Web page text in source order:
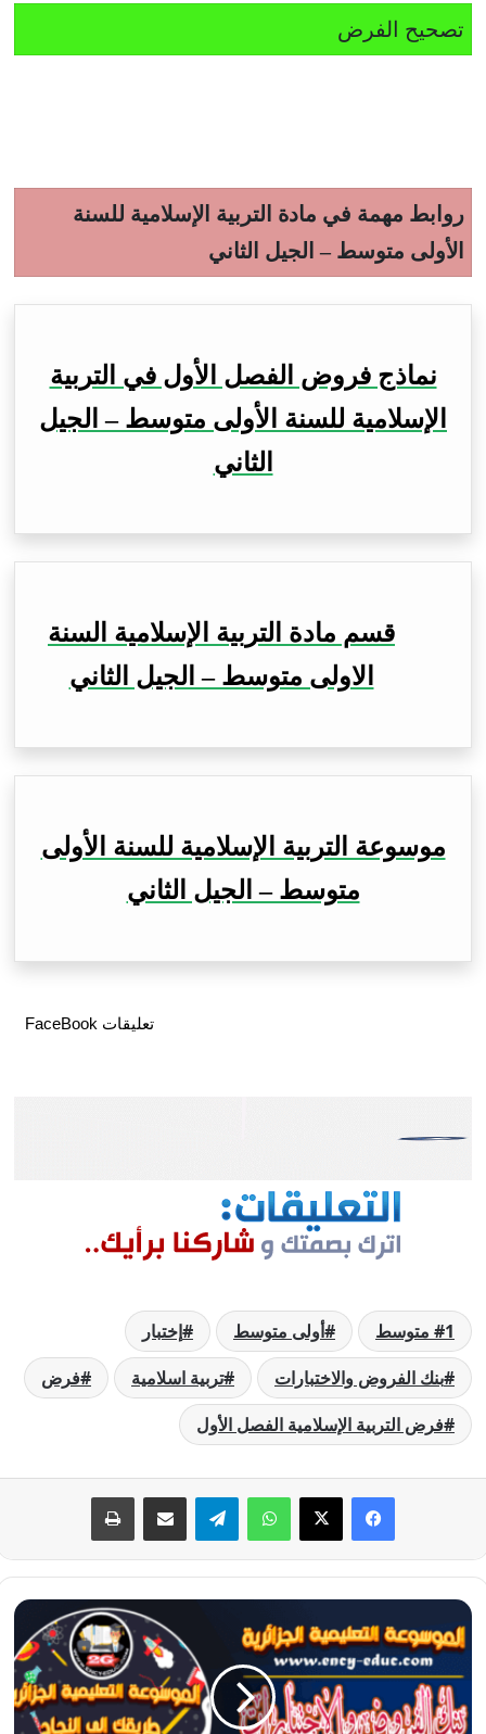
تصحيح الفرض
روابط مهمة في مادة التربية الإسلامية للسنة
الأولى متوسط – الجيل الثاني
نماذج فروض الفصل الأول في التربية
الإسلامية للسنة الأولى متوسط – الجيل
الثاني
قسم مادة التربية الإسلامية السنة
الاولى متوسط – الجيل الثاني
موسوعة التربية الإسلامية للسنة الأولى
متوسط – الجيل الثاني
تعليقات FaceBook
1 متوسط أولى متوسط
إختبار
بنك الفروض والاختبارات
تربية اسلامية
فرض
فرض التربية الإسلامية الفصل الأول
فيسبوك
‫X واتسابتيلقراممشاركة عبر البريد طباعة
فرض
التربية
الإسلامية
الفصل
الأول